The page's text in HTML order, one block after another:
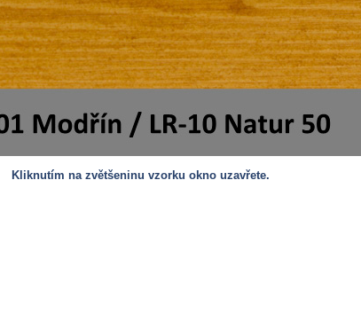
Kliknutím na zvětšeninu vzorku okno uzavřete.